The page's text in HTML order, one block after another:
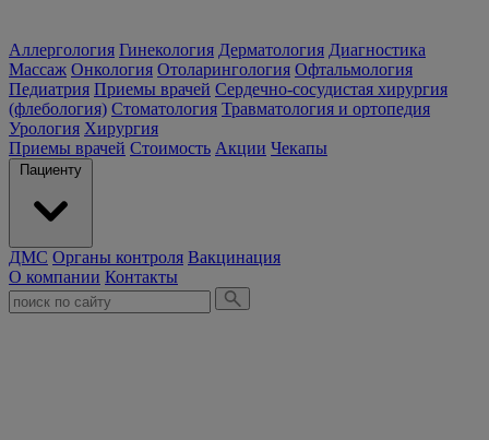
Аллергология Гинекология Дерматология Диагностика
Массаж Онкология Отоларингология Офтальмология
Педиатрия Приемы врачей Сердечно-сосудистая хирургия
(флебология) Стоматология Травматология и ортопедия
Урология Хирургия
Приемы врачей Стоимость Акции Чекапы
Пациенту
ДМС Органы контроля Вакцинация
О компании Контакты